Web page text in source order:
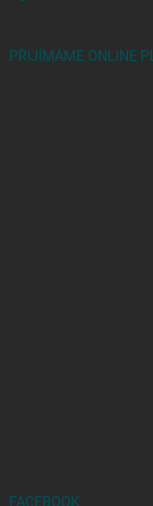
PŘIJÍMÁME ONLINE
FACEBOOK